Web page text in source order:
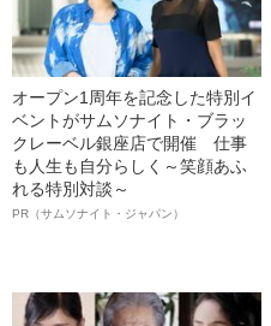
オープン1周年を記念した特別イ
ベントがサムソナイト・ブラッ
クレーベル銀座店で開催 仕事
も人生も自分らしく～笑顔あふ
れる特別対談～
PR（サムソナイト・ジャパン）